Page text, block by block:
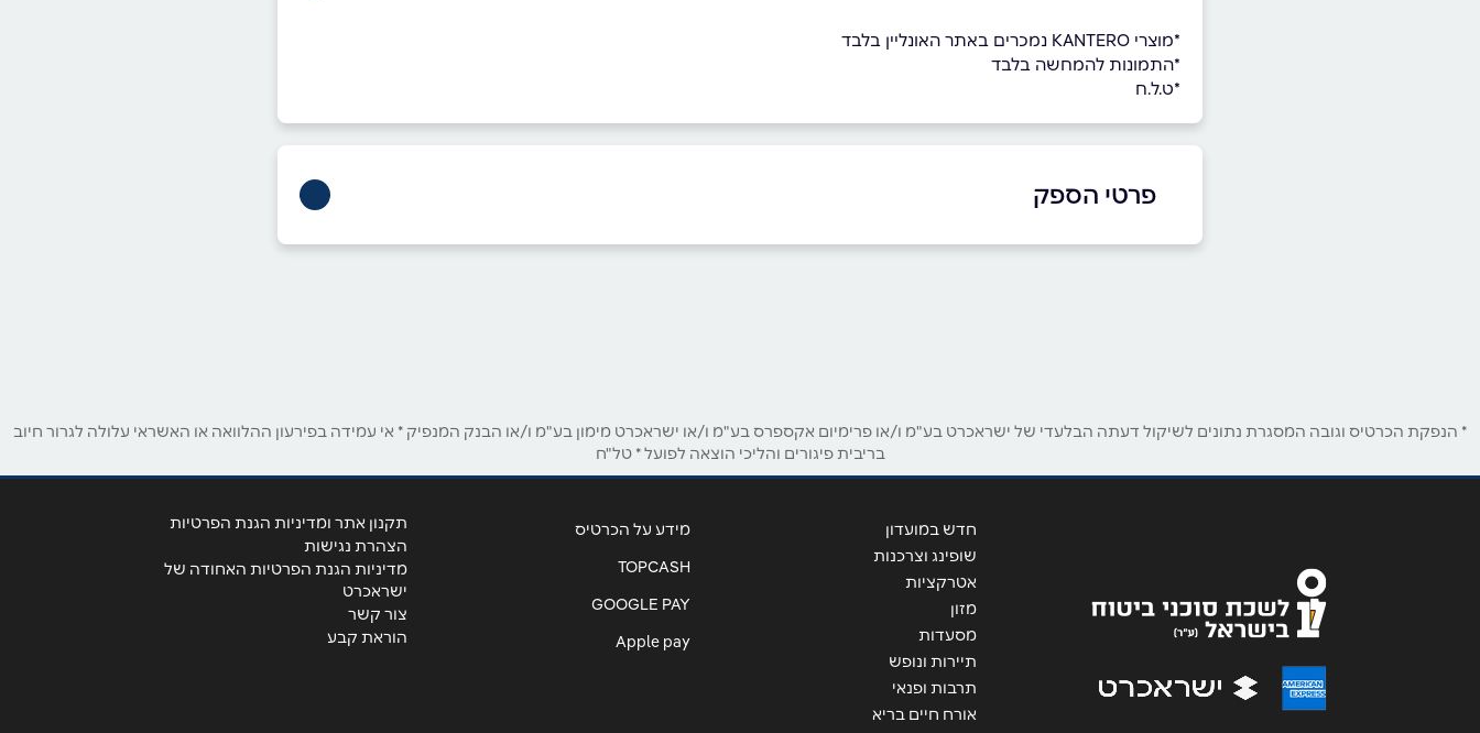
*מוצרי KANTERO נמכרים באתר האונליין בלבד
*התמונות להמחשה בלבד
*ט.ל.ח
פרטי הספק
שם מלא
אנא חזרו אלי בקשר ל...
* הנפקת הכרטיס וגובה המסגרת נתונים לשיקול דעתה הבלעדי של ישראכרט בע"מ ו/או פרימיום אקספרס בע"מ ו/או ישראכרט מימון בע"מ ו/או הבנק המנפיק * אי עמידה בפירעון ההלוואה או האשראי עלולה לגרור חיוב
בריבית פיגורים והליכי הוצאה לפועל * טל"ח
חדש במועדון
שופינג וצרכנות
אטרקציות
מזון
מסעדות
תיירות ונופש
תרבות ופנאי
אורח חיים בריא
מידע על הכרטיס
TOPCASH
GOOGLE PAY
Apple pay
תקנון אתר ומדיניות הגנת הפרטיות
הצהרת נגישות
מדיניות הגנת הפרטיות האחודה של
ישראכרט
צור קשר
הוראת קבע